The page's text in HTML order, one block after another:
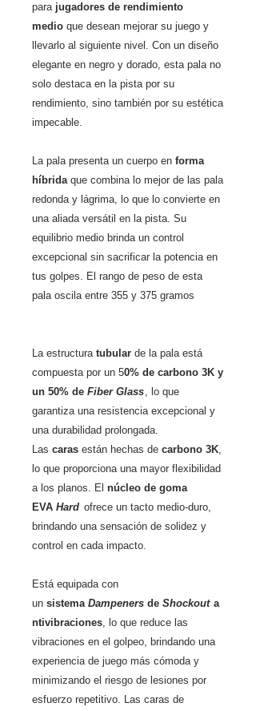
para jugadores de rendimiento
medio que desean mejorar su juego y
llevarlo al siguiente nivel. Con un diseño
elegante en negro y dorado, esta pala no
solo destaca en la pista por su
rendimiento, sino también por su estética
impecable.
La pala presenta un cuerpo en forma
híbridaque combina lo mejor de las pala
redonda y lágrima, lo que lo convierte en
una aliada versátil en la pista. Su
equilibrio medio brinda un control
excepcional sin sacrificar la potencia en
tus golpes. El rango de peso de esta
pala oscila entre 355 y 375 gramos
La estructura tubular de la pala está
compuesta por un 50% de carbono 3K y
un 50% de Fiber Glass, lo que
garantiza una resistencia excepcional y
una durabilidad prolongada.
Las caras están hechas de carbono 3K,
lo que proporciona una mayor flexibilidad
a los planos. El núcleo de goma
EVA Hard ofrece un tacto medio-duro,
brindando una sensación de solidez y
control en cada impacto.
Está equipada con
un sistema Dampeners de Shockout a
ntivibraciones, lo que reduce las
vibraciones en el golpeo, brindando una
experiencia de juego más cómoda y
minimizando el riesgo de lesiones por
esfuerzo repetitivo. Las caras de